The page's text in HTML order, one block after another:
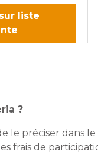
liste
?
le préciser dans
frais de